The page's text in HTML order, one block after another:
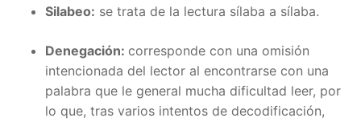
Silabeo: se trata de la lectura sílaba a sílaba.
Denegación: corresponde con una omisión
intencionada del lector al encontrarse con una
palabra que le general mucha dificultad leer, por
lo que, tras varios intentos de decodificación,